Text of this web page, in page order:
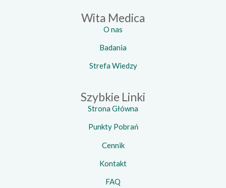
Wita Medica
O nas
Badania
Strefa Wiedzy
Szybkie Linki
Strona Główna
Punkty Pobrań
Cennik
Kontakt
FAQ